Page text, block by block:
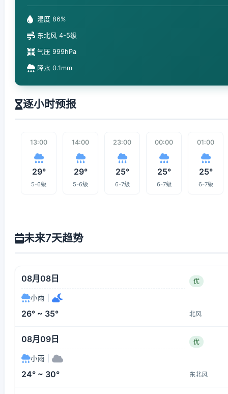
湿度 86%
东北风 4-5级
气压 999hPa
降水 0.1mm
逐小时预报
13:00
29°
5-6级
14:00
29°
5-6级
23:00
25°
6-7级
00:00
25°
6-7级
01:00
25°
6-7级
未来7天趋势
08月08日 优
小雨
26° ~ 35° 北风
08月09日 优
小雨
24° ~ 30° 东北风